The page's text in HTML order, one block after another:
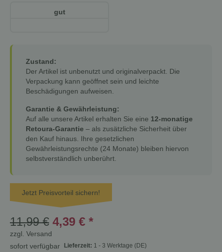
gut
Zustand:
Der Artikel ist unbenutzt und originalverpackt. Die
Verpackung kann geöffnet sein und leichte
Beschädigungen aufweisen.
Garantie & Gewährleistung:
Auf alle unsere Artikel erhalten Sie eine 12-monatige
Retoura-Garantie – als zusätzliche Sicherheit über
den Kauf hinaus. Ihre gesetzlichen
Gewährleistungsrechte (24 Monate) bleiben hiervon
selbstverständlich unberührt.
Jetzt Preisvorteil sichern!
11,99 € 4,39 € *
zzgl. Versand
sofort verfügbar
Lieferzeit: 1 - 3 Werktage (DE)